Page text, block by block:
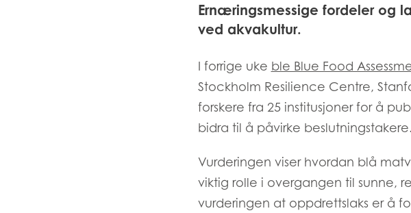
Ernæringsmessige fordeler og
ved akvakultur.
I forrige uke ble Blue Food
Stockholm Resilience Centre,
forskere fra 25 institusjoner for å
bidra til å påvirke beslutningstakere.
Vurderingen viser hvordan blå
viktig rolle i overgangen til sunne,
vurderingen at oppdrettslaks er å